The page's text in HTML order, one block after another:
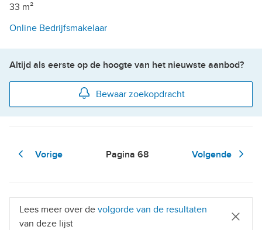
33 m²
Online Bedrijfsmakelaar
Altijd als eerste op de hoogte van het nieuwste aanbod?
Bewaar zoekopdracht
Vorige Pagina 68 Volgende
Lees meer over de volgorde van de resultaten
van deze lijst